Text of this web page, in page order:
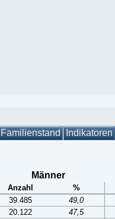
Familienstand Indikatoren
Männer
Anzahl
%
39.485
49,0
20.122
47,5